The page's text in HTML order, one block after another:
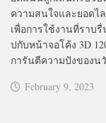
ความสนใจและยอดไ
เพื่อการใช้งานที่ราบ
ปกับหน้าจอโค้ง 3D
การันตีความปังของน
February 9, 2023